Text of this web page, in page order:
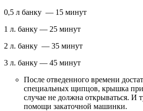
0,5 л банку — 15 минут
1 л. банку — 25 минут
2 л. банку — 35 минут
3 л. банку — 45 минут
После отведенного времени
специальных щипцов, крышка
случае не должна открываться. И
помощи закаточной машинки.